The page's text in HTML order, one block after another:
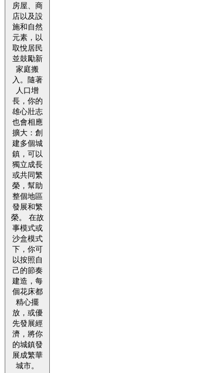
房屋、商
店以及設
施和自然
元素，以
取悅居民
並鼓勵新
家庭搬
入。隨著
人口增
長，你的
雄心壯志
也會相應
擴大：創
建多個城
鎮，可以
獨立成長
或共同繁
榮，幫助
整個地區
發展和繁
榮。 在故
事模式或
沙盒模式
下，你可
以按照自
己的節奏
建造，每
個花床都
精心擺
放，或優
先發展經
濟，將你
的城鎮發
展成繁華
城市。